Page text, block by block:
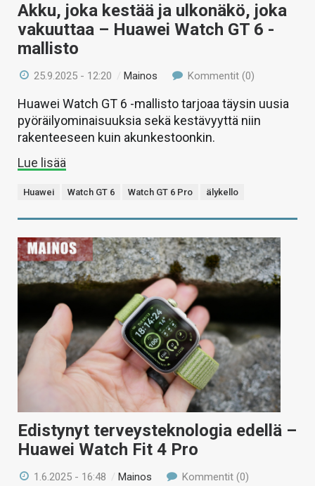
Akku, joka kestää ja ulkonäkö, joka
vakuuttaa – Huawei Watch GT 6 -
mallisto
25.9.2025 - 12:20 /Mainos Kommentit (0)
Huawei Watch GT 6 -mallisto tarjoaa täysin uusia
pyöräilyominaisuuksia sekä kestävyyttä niin
rakenteeseen kuin akunkestoonkin.
Lue lisää
Huawei Watch GT 6 Watch GT 6 Pro älykello
Edistynyt terveysteknologia edellä –
Huawei Watch Fit 4 Pro
1.6.2025 - 16:48 / Mainos Kommentit (0)